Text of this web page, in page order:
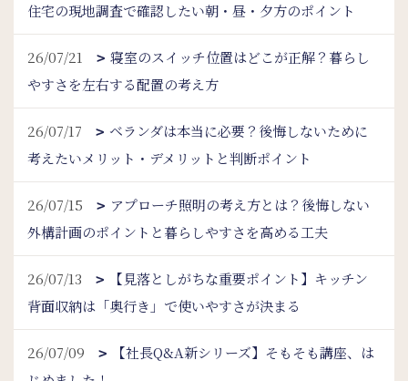
住宅の現地調査で確認したい朝・昼・夕方のポイント
26/07/21
寝室のスイッチ位置はどこが正解？暮らし
やすさを左右する配置の考え方
26/07/17
ベランダは本当に必要？後悔しないために
考えたいメリット・デメリットと判断ポイント
26/07/15
アプローチ照明の考え方とは？後悔しない
外構計画のポイントと暮らしやすさを高める工夫
26/07/13
【見落としがちな重要ポイント】キッチン
背面収納は「奥行き」で使いやすさが決まる
26/07/09
【社長Q&A新シリーズ】そもそも講座、は